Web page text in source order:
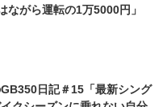
ながら運転の1万5000円」
日記＃15「最新シング